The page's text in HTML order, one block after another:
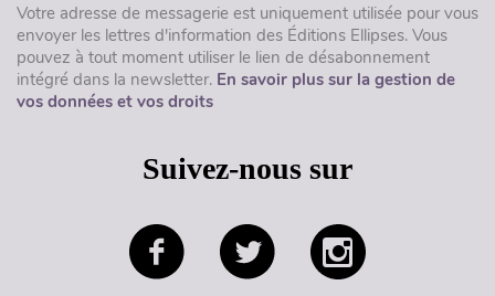
Votre adresse de messagerie est uniquement utilisée pour vous
envoyer les lettres d'information des Éditions Ellipses. Vous
pouvez à tout moment utiliser le lien de désabonnement
intégré dans la newsletter. En savoir plus sur la gestion de
vos données et vos droits
Suivez-nous sur